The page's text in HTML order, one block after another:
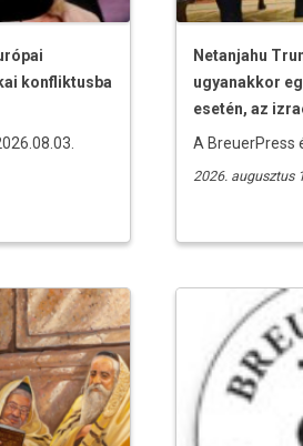
konfliktusba
Netanjahu
ugyanakkor
esetén, az
A BreuerPress
2026. augusztus